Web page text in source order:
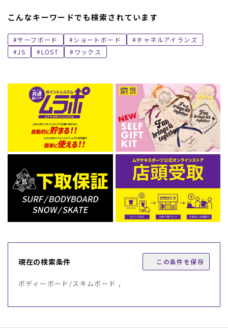
ムラサキスポーツ 公式アプリ
ポイント・クーポンもこのアプリで！
こんなキーワードでも検索されています
サーフボード ショートボード
チャネルアイランズ
JS
LOST ワックス
現在の検索条件 この条件を保存
ボディーボード/スキムボード ,